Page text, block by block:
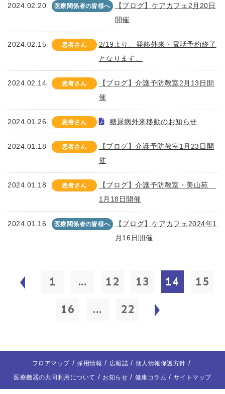
2024.02.20 医療関係者の皆様へ
【ブログ】ケアカフェ2月20日
開催
2024.02.15 患者さん
2/19より、発熱外来・電話予約終了
となります。
2024.02.14 患者さん
【ブログ】介護予防教室2月13日開
催
2024.01.26 患者さん 糖尿病外来移動のお知らせ
2024.01.18 患者さん
【ブログ】介護予防教室1月23日開
催
2024.01.18 患者さん
【ブログ】介護予防教室・美山苑
1月18日開催
2024.01.16 医療関係者の皆様へ
【ブログ】ケアカフェ2024年1
月16日開催
1 ... 12 13 14
15
16
... 22
フロアマップ 採用情報 広報誌
個人情報保護方針
医療機器の共同利用について
お知らせ 健康コラム サイトマップ